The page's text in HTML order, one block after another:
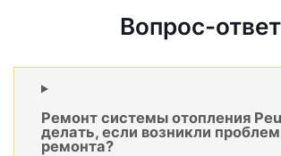
Вопрос-ответ
Ремонт системы отопления
делать, если возникли
ремонта?